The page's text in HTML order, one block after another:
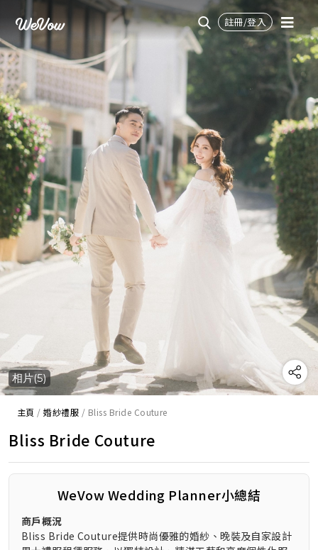
註冊/登入
相片(5)
主頁 /婚紗禮服 / Bliss Bride Couture
Bliss Bride Couture
WeVow Wedding Planner小總結
商戶概況
Bliss Bride Couture提供時尚優雅的婚紗、晚裝及自家設計